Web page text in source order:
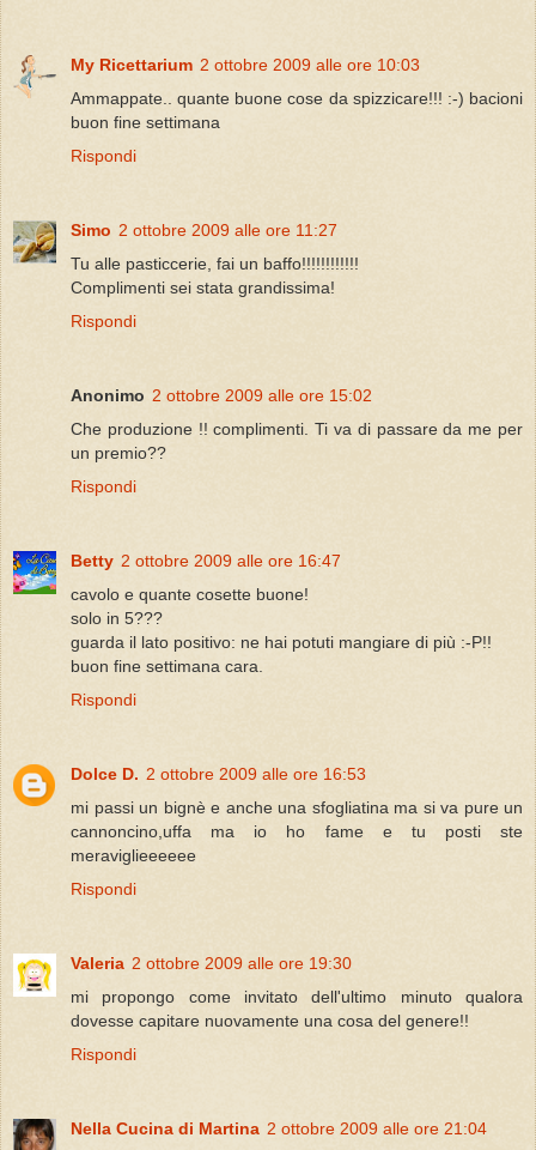
My Ricettarium 2 ottobre 2009 alle ore 10:03
Ammappate.. quante buone cose da spizzicare!!! :-) bacioni
buon fine settimana
Rispondi
Simo 2 ottobre 2009 alle ore 11:27
Tu alle pasticcerie, fai un baffo!!!!!!!!!!!!
Complimenti sei stata grandissima!
Rispondi
Anonimo 2 ottobre 2009 alle ore 15:02
Che produzione !! complimenti. Ti va di passare da me per
un premio??
Rispondi
Betty 2 ottobre 2009 alle ore 16:47
cavolo e quante cosette buone!
solo in 5???
guarda il lato positivo: ne hai potuti mangiare di più :-P!!
buon fine settimana cara.
Rispondi
Dolce D. 2 ottobre 2009 alle ore 16:53
mi passi un bignè e anche una sfogliatina ma si va pure un
cannoncino,uffa ma io ho fame e tu posti ste
meraviglieeeeee
Rispondi
Valeria 2 ottobre 2009 alle ore 19:30
mi propongo come invitato dell'ultimo minuto qualora
dovesse capitare nuovamente una cosa del genere!!
Rispondi
Nella Cucina di Martina 2 ottobre 2009 alle ore 21:04